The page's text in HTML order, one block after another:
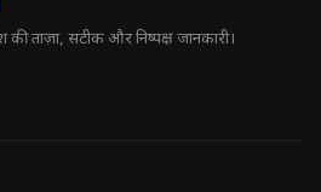
ताज़ा, सटीक और निष्पक्ष जानकारी।